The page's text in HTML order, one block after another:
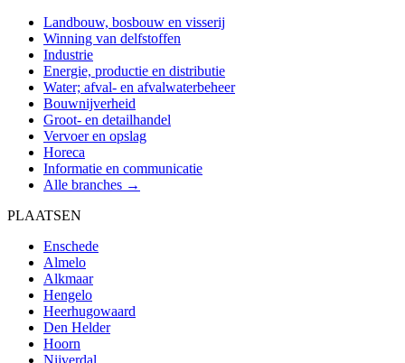
Landbouw, bosbouw en visserij
Winning van delfstoffen
Industrie
Energie, productie en distributie
Water; afval- en afvalwaterbeheer
Bouwnijverheid
Groot- en detailhandel
Vervoer en opslag
Horeca
Informatie en communicatie
Alle branches →
PLAATSEN
Enschede
Almelo
Alkmaar
Hengelo
Heerhugowaard
Den Helder
Hoorn
Nijverdal